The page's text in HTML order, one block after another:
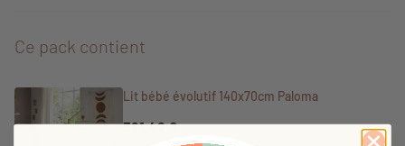
Ce pack contient
Lit bébé évolutif 140x70cm Paloma
381,42 €